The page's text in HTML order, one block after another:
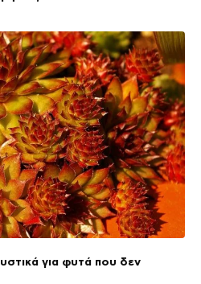
για φυτά που δεν